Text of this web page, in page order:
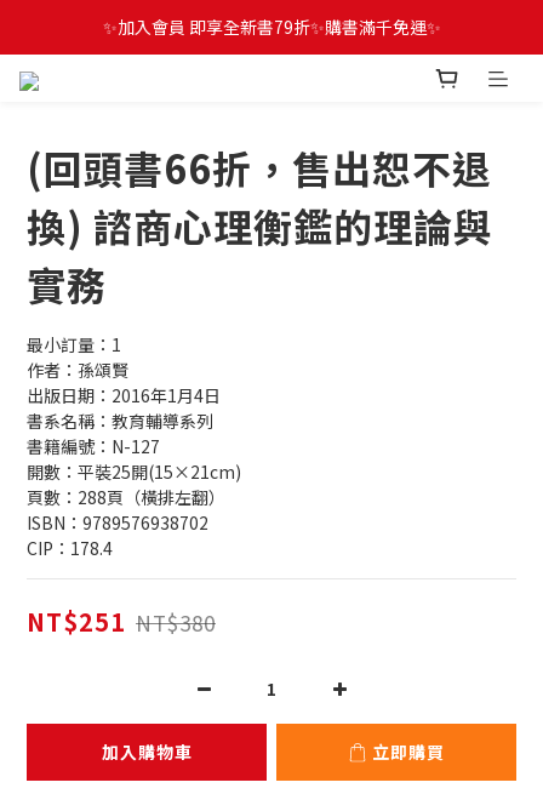
✨加入會員 即享全新書79折✨購書滿千免運✨
(回頭書66折，售出恕不退
換) 諮商心理衡鑑的理論與
實務
最小訂量：1
作者：孫頌賢
出版日期：2016年1月4日
書系名稱：教育輔導系列
書籍編號：N-127
開數：平裝25開(15×21cm)
頁數：288頁（橫排左翻）
ISBN：9789576938702
CIP：178.4
NT$251 NT$380
加入購物車 立即購買